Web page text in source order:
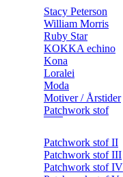
Stacy Peterson
William Morris
Ruby Star
KOKKA echino
Kona
Loralei
Moda
Motiver / Årstider
Patchwork stof
Patchwork stof II
Patchwork stof III
Patchwork stof IV